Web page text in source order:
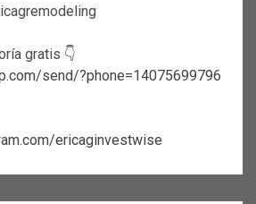
gratis 👇
send/?phone=14075699796
ericaginvestwise